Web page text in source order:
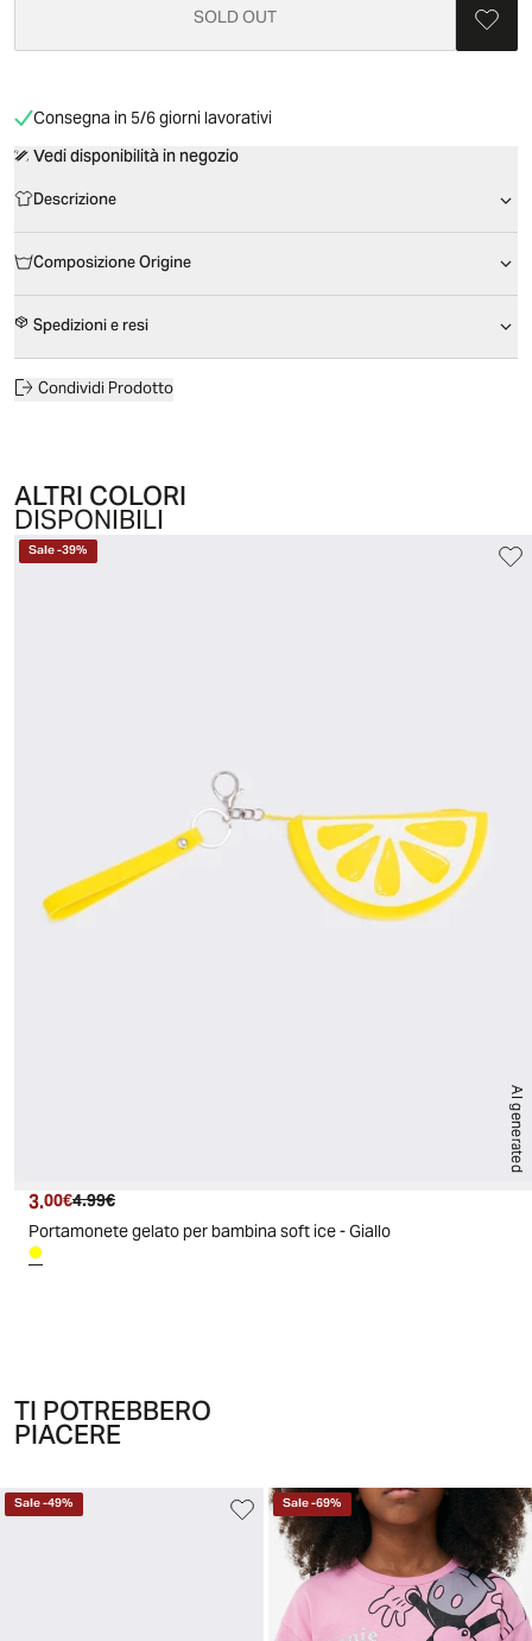
SOLD OUT
Consegna in 5/6 giorni lavorativi
Vedi disponibilità in negozio
Descrizione
Composizione Origine
Spedizioni e resi
Condividi Prodotto
ALTRI COLORI
DISPONIBILI
AI generated
Sale-39%
Prezzo attuale
3.00€ Prezzo originale
4.99€
Portamonete gelato per bambina soft ice - Giallo
TI POTREBBERO
PIACERE
Sale-49% Sale-69%